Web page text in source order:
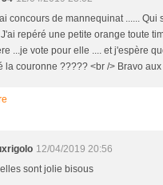
concours de mannequinat ...... Qui
repéré une petite orange toute
...je vote pour elle .... et j'espère
la couronne ????? <br /> Bravo
12/04/2019 20:56
sont jolie bisous